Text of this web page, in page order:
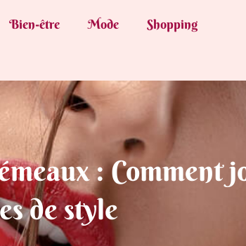
Bien-être Mode Shopping
: Comment
de style